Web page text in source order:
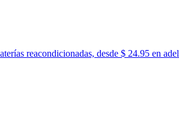
reacondicionadas, desde $ 24.95 en